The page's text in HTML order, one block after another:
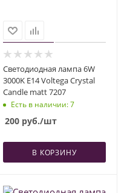
Светодиодная лампа 6W
3000K E14 Voltega Crystal
Candle matt 7207
Есть в наличии: 7
200руб./шт
В КОРЗИНУ